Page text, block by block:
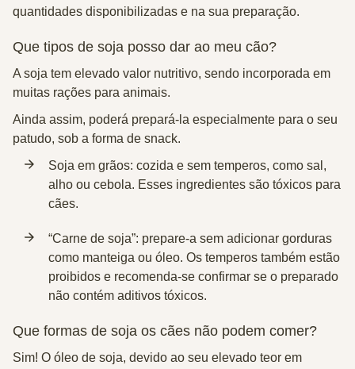
quantidades disponibilizadas e na sua preparação.
Que tipos de soja posso dar ao meu cão?
A soja tem elevado valor nutritivo, sendo incorporada em
muitas rações para animais.
Ainda assim, poderá prepará-la especialmente para o seu
patudo, sob a forma de snack.
Soja em grãos: cozida e sem temperos, como sal,
alho ou cebola. Esses ingredientes são tóxicos para
cães.
“Carne de soja”: prepare-a sem adicionar gorduras
como manteiga ou óleo. Os temperos também estão
proibidos e recomenda-se confirmar se o preparado
não contém aditivos tóxicos.
Que formas de soja os cães não podem comer?
Sim! O óleo de soja, devido ao seu elevado teor em